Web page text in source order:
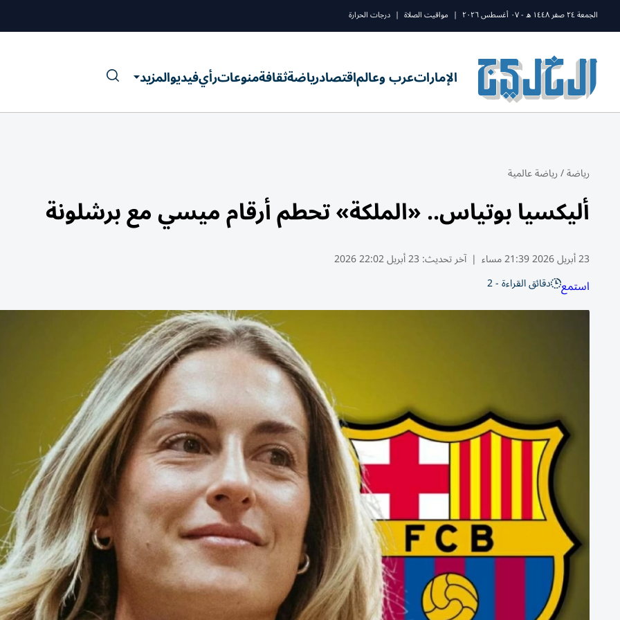
الجمعة ٢٤ صفر ١٤٤٨ ه - ٠٧ أغسطس ٢٠٢٦ | مواقيت الصلاة | درجات الحرارة
الإماراتعرب وعالماقتصادرياضةثقافةمنوعاترأيفيديوالمزيد
رياضة/رياضة عالمية
أليكسيا بوتياس.. «الملكة» تحطم أرقام ميسي مع برشلونة
23 أبريل 2026 21:39 مساء | آخر تحديث: 23 أبريل 22:02 2026
استمع دقائق القراءة - 2